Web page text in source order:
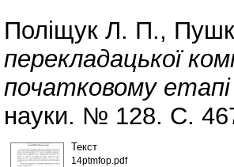
Поліщук Л. П.,
перекладацької
початковому етапі
науки. № 128. С.
Текст
14ptmfop.pdf